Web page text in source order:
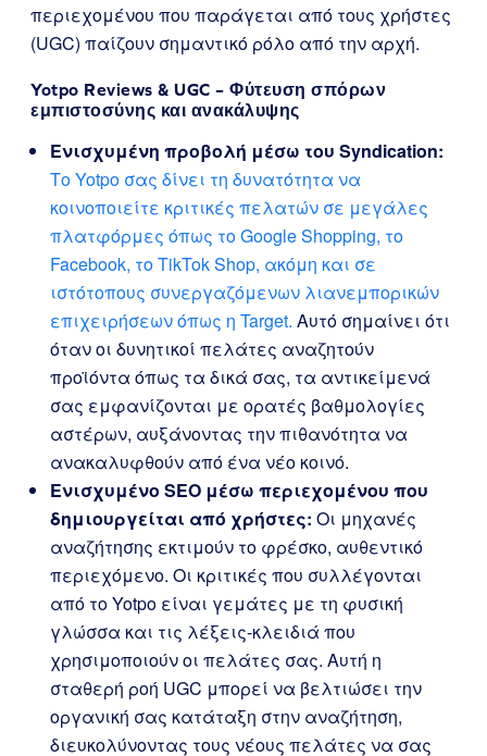
περιεχομένου που παράγεται από τους χρήστες
(UGC) παίζουν σημαντικό ρόλο από την αρχή.
Yotpo Reviews & UGC – Φύτευση σπόρων
εμπιστοσύνης και ανακάλυψης
Ενισχυμένη προβολή μέσω του Syndication:
Το Yotpo σας δίνει τη δυνατότητα να
κοινοποιείτε κριτικές πελατών σε μεγάλες
πλατφόρμες όπως το Google Shopping, το
Facebook, το TikTok Shop, ακόμη και σε
ιστότοπους συνεργαζόμενων λιανεμπορικών
επιχειρήσεων όπως η Target. Αυτό σημαίνει ότι
όταν οι δυνητικοί πελάτες αναζητούν
προϊόντα όπως τα δικά σας, τα αντικείμενά
σας εμφανίζονται με ορατές βαθμολογίες
αστέρων, αυξάνοντας την πιθανότητα να
ανακαλυφθούν από ένα νέο κοινό.
Ενισχυμένο SEO μέσω περιεχομένου που
δημιουργείται από χρήστες: Οι μηχανές
αναζήτησης εκτιμούν το φρέσκο, αυθεντικό
περιεχόμενο. Οι κριτικές που συλλέγονται
από το Yotpo είναι γεμάτες με τη φυσική
γλώσσα και τις λέξεις-κλειδιά που
χρησιμοποιούν οι πελάτες σας. Αυτή η
σταθερή ροή UGC μπορεί να βελτιώσει την
οργανική σας κατάταξη στην αναζήτηση,
διευκολύνοντας τους νέους πελάτες να σας